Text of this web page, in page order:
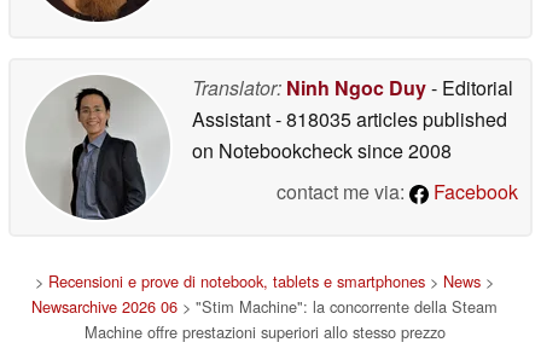
Translator: Ninh Ngoc Duy- Editorial
Assistant- 818035 articles published
on Notebookchecksince 2008
contact me via:
Facebook
> Recensioni e prove di notebook, tablets e smartphones > News >
Newsarchive 2026 06 > "Stim Machine": la concorrente della Steam
Machine offre prestazioni superiori allo stesso prezzo